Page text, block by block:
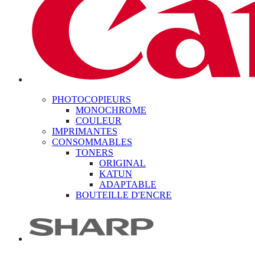
PHOTOCOPIEURS
MONOCHROME
COULEUR
IMPRIMANTES
CONSOMMABLES
TONERS
ORIGINAL
KATUN
ADAPTABLE
BOUTEILLE D'ENCRE